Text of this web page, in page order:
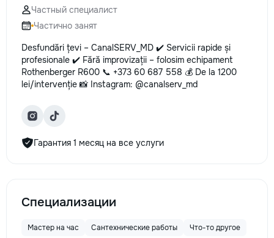
Частный специалист
Частично занят
Desfundări țevi – CanalSERV_MD ✔️ Servicii rapide și
profesionale ✔️ Fără improvizații – folosim echipament
Rothenberger R600 📞 +373 60 687 558 💰 De la 1200
lei/intervenție 📸 Instagram: @canalserv_md
Гарантия 1 месяц на все услуги
Специализации
Мастер на час Сантехнические работы Что-то другое